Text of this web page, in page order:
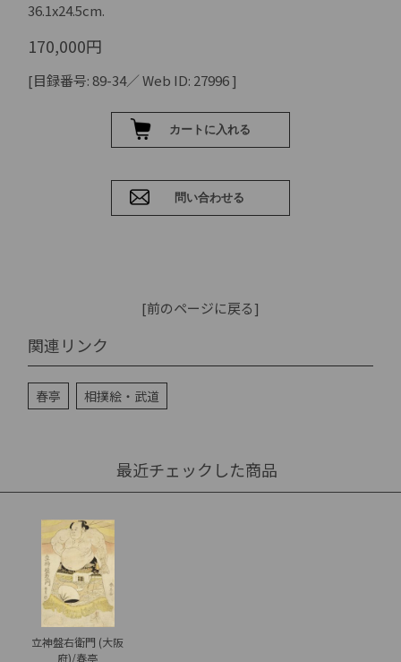
36.1x24.5cm.
170,000円
[目録番号: 89-34／ Web ID: 27996 ]
[前のページに戻る]
関連リンク
春亭 相撲絵・武道
最近チェックした商品
立神盤右衛門 (大阪
府)/春亭